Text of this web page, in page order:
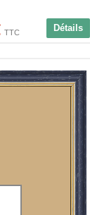
Détails
TTC